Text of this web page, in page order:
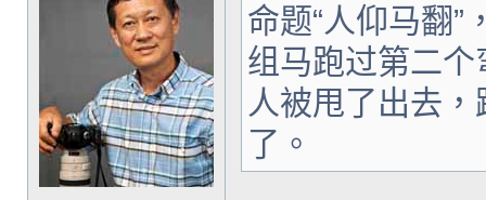
命题“人仰马翻
组马跑过第二
人被甩了出去
了。